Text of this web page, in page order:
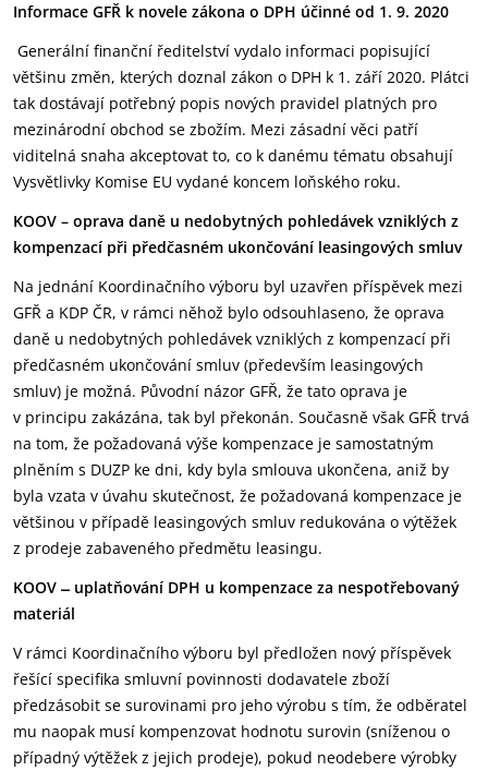
Informace GFŘ k novele zákona o DPH účinné od 1. 9. 2020
Generální finanční ředitelství vydalo informaci popisující
většinu změn, kterých doznal zákon o DPH k 1. září 2020. Plátci
tak dostávají potřebný popis nových pravidel platných pro
mezinárodní obchod se zbožím. Mezi zásadní věci patří
viditelná snaha akceptovat to, co k danému tématu obsahují
Vysvětlivky Komise EU vydané koncem loňského roku.
KOOV – oprava daně u nedobytných pohledávek vzniklých z
kompenzací při předčasném ukončování leasingových smluv
Na jednání Koordinačního výboru byl uzavřen příspěvek mezi
GFŘ a KDP ČR, v rámci něhož bylo odsouhlaseno, že oprava
daně u nedobytných pohledávek vzniklých z kompenzací při
předčasném ukončování smluv (především leasingových
smluv) je možná. Původní názor GFŘ, že tato oprava je
v principu zakázána, tak byl překonán. Současně však GFŘ trvá
na tom, že požadovaná výše kompenzace je samostatným
plněním s DUZP ke dni, kdy byla smlouva ukončena, aniž by
byla vzata v úvahu skutečnost, že požadovaná kompenzace je
většinou v případě leasingových smluv redukována o výtěžek
z prodeje zabaveného předmětu leasingu.
KOOV ̶ uplatňování DPH u kompenzace za nespotřebovaný
materiál
V rámci Koordinačního výboru byl předložen nový příspěvek
řešící specifika smluvní povinnosti dodavatele zboží
předzásobit se surovinami pro jeho výrobu s tím, že odběratel
mu naopak musí kompenzovat hodnotu surovin (sníženou o
případný výtěžek z jejich prodeje), pokud neodebere výrobky